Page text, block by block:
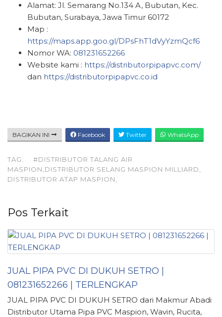
Alamat: Jl. Semarang No.134 A, Bubutan, Kec.
Bubutan, Surabaya, Jawa Timur 60172
Map :
https://maps.app.goo.gl/DPsFhT1dVyYzmQcf6
Nomor WA: 081231652266
Website kami : https://distributorpipapvc.com/
dan https://distributorpipapvc.co.id
BAGIKAN INI Facebook Twitter WhatsApp
TAG:
#DISTRIBUTOR TALANG AIR
MASPION,DISTRIBUTOR SELANG MASPION MILLIARD,
DISTRIBUTOR ATAP MASPION,
Pos Terkait
JUAL PIPA PVC DI DUKUH SETRO |
081231652266 | TERLENGKAP
JUAL PIPA PVC DI DUKUH SETRO dari Makmur Abadi
Distributor Utama Pipa PVC Maspion, Wavin, Rucita,